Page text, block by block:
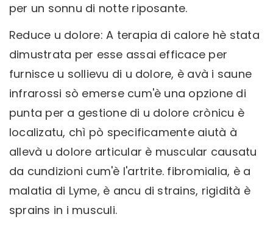
per un sonnu di notte riposante.
Reduce u dolore: A terapia di calore hè stata
dimustrata per esse assai efficace per
furnisce u sollievu di u dolore, è avà i saune
infrarossi sò emerse cum'è una opzione di
punta per a gestione di u dolore crònicu è
localizatu, chì pò specificamente aiutà à
allevà u dolore articular è muscular causatu
da cundizioni cum'è l'artrite. fibromialia, è a
malatia di Lyme, è ancu di strains, rigidità è
sprains in i musculi.